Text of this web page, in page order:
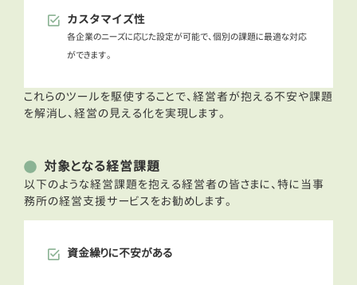
カスタマイズ性
各企業のニーズに応じた設定が可能で、個別の課題に最適な対応
ができます。
これらのツールを駆使することで、経営者が抱える不安や課題
を解消し、経営の見える化を実現します。
対象となる経営課題
以下のような経営課題を抱える経営者の皆さまに、特に当事
務所の経営支援サービスをお勧めします。
資金繰りに不安がある